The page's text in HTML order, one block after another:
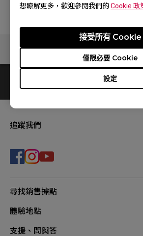
想瞭解更多，歡迎參閱我們的Cookie 政
設定
僅限必要 Cookie
接受所有 Cookie
追蹤我們
尋找銷售據點
體驗地點
支援、問與答